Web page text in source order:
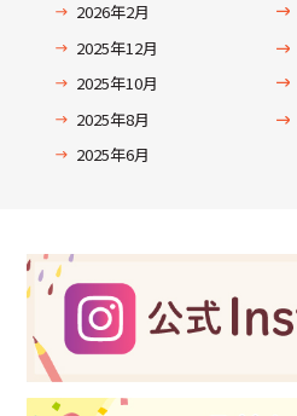
2026年2月
2025年12月
2025年10月
2025年8月
2025年6月